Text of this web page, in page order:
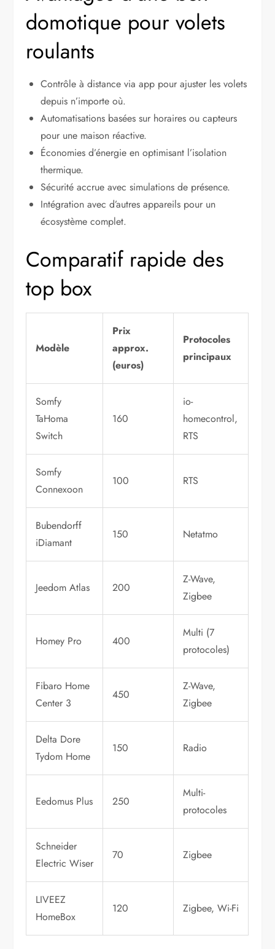
domotique pour volets
roulants
Contrôle à distance via app pour ajuster les volets
depuis n’importe où.
Automatisations basées sur horaires ou capteurs
pour une maison réactive.
Économies d’énergie en optimisant l’isolation
thermique.
Sécurité accrue avec simulations de présence.
Intégration avec d’autres appareils pour un
écosystème complet.
Comparatif rapide des
top box
Modèle
Prix
approx.
(euros)
Protocoles
principaux
Somfy
TaHoma
Switch
160
io-
homecontrol,
RTS
Somfy
Connexoon
100 RTS
Bubendorff
iDiamant
150 Netatmo
Jeedom Atlas 200
Z-Wave,
Zigbee
Homey Pro 400
Multi (7
protocoles)
Fibaro Home
Center 3
450
Z-Wave,
Zigbee
Delta Dore
Tydom Home
150 Radio
Eedomus Plus 250
Multi-
protocoles
Schneider
Electric Wiser
70 Zigbee
LIVEEZ
HomeBox
120 Zigbee, Wi-Fi